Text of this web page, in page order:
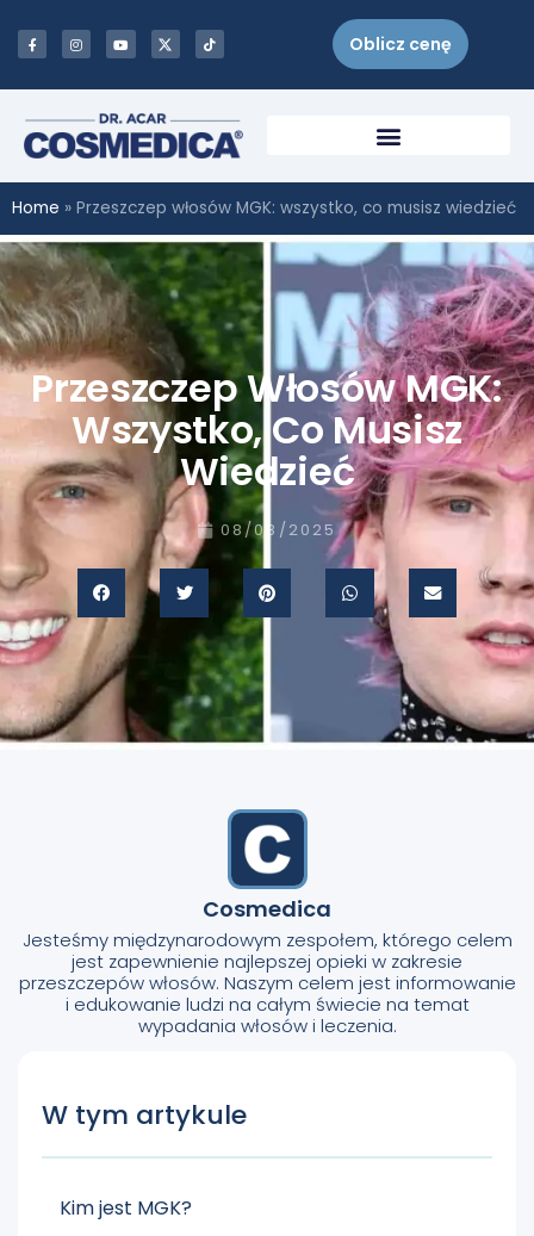
Oblicz cenę
Home » Przeszczep włosów MGK: wszystko, co musisz wiedzieć
Przeszczep Włosów MGK:
Wszystko, Co Musisz
Wiedzieć
08/08/2025
Cosmedica
Jesteśmy międzynarodowym zespołem, którego celem
jest zapewnienie najlepszej opieki w zakresie
przeszczepów włosów. Naszym celem jest informowanie
i edukowanie ludzi na całym świecie na temat
wypadania włosów i leczenia.
W tym artykule
Kim jest MGK?